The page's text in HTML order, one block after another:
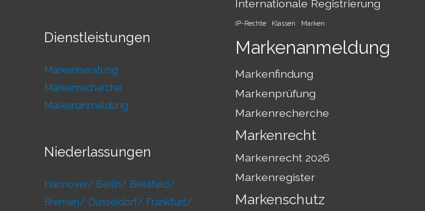
Dienstleistungen
Markenberatung
Markenrecherche
Markenanmeldung
Niederlassungen
Hannover/ Berlin/ Bielefeld/
Bremen/ Düsseldorf/ Frankfurt/
Internationale Registrierung
IP-Rechte Klassen Marken
Markenanmeldung
Markenfindung
Markenprüfung
Markenrecherche
Markenrecht
Markenrecht 2026
Markenregister
Markenschutz